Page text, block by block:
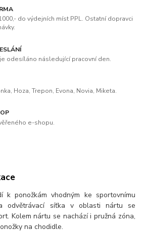
do výdejních míst PPL. Ostatní dopravci
odesíláno následující pracovní den.
Hoza, Trepon, Evona, Novia, Miketa.
e-shopu.
k ponožkám vhodným ke sportovnímu
odvětrávací síťka v oblasti nártu se
Kolem nártu se nachází i pružná zóna,
na chodidle.